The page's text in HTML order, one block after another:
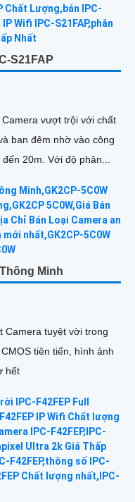
S21FAP
vượt trội với chất
ban đêm nhờ vào công
nghệ hồng ngoại có tầm quan sát lên đến 20m. Với độ phân...
Minh
Camera tuyệt vời trong
hết